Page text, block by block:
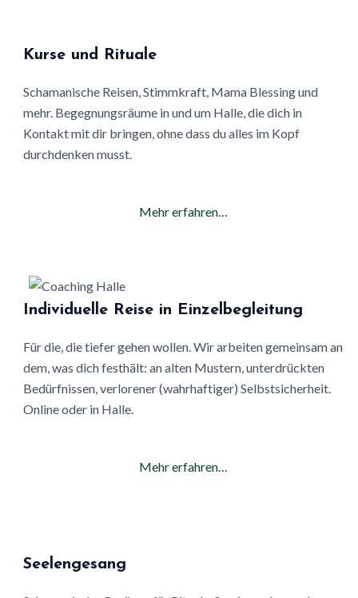
Kurse und Rituale
Schamanische Reisen, Stimmkraft, Mama Blessing und
mehr. Begegnungsräume in und um Halle, die dich in
Kontakt mit dir bringen, ohne dass du alles im Kopf
durchdenken musst.
Mehr erfahren…
Individuelle Reise in Einzelbegleitung
Für die, die tiefer gehen wollen. Wir arbeiten gemeinsam an
dem, was dich festhält: an alten Mustern, unterdrückten
Bedürfnissen, verlorener (wahrhaftiger) Selbstsicherheit.
Online oder in Halle.
Mehr erfahren…
Seelengesang